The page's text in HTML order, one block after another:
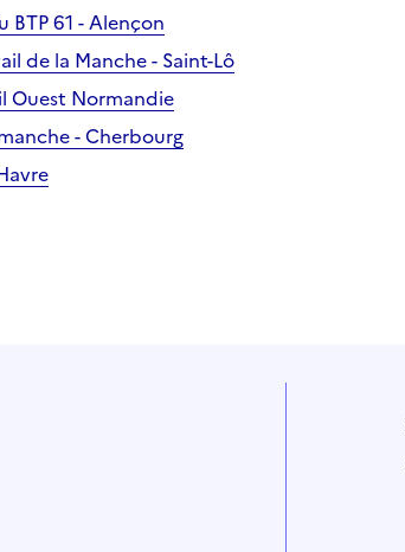
61 - Alençon
de la Manche - Saint-Lô
Ouest Normandie
- Cherbourg